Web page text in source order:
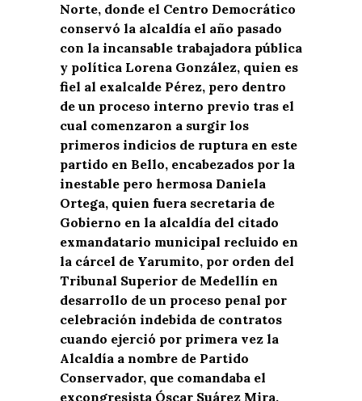
Norte, donde el Centro Democrático
conservó la alcaldía el año pasado
con la incansable trabajadora pública
y política Lorena González, quien es
fiel al exalcalde Pérez, pero dentro
de un proceso interno previo tras el
cual comenzaron a surgir los
primeros indicios de ruptura en este
partido en Bello, encabezados por la
inestable pero hermosa Daniela
Ortega, quien fuera secretaria de
Gobierno en la alcaldía del citado
exmandatario municipal recluido en
la cárcel de Yarumito, por orden del
Tribunal Superior de Medellín en
desarrollo de un proceso penal por
celebración indebida de contratos
cuando ejerció por primera vez la
Alcaldía a nombre de Partido
Conservador, que comandaba el
excongresista Óscar Suárez Mira.